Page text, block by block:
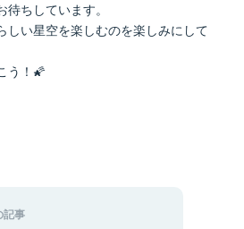
ちしています。
しい星空を楽しむのを楽しみにして
う！🌠
記事